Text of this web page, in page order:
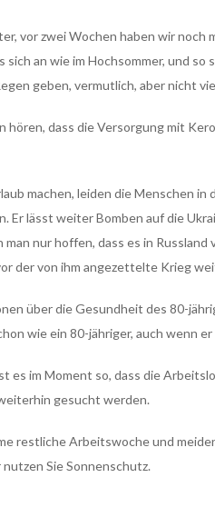
vor zwei Wochen haben wir noch
an wie im Hochsommer, und so
geben, vermutlich, aber nicht
hören, dass die Versorgung mit
machen, leiden die Menschen
Er lässt weiter Bomben auf die
man nur hoffen, dass es in
der von ihm angezettelte Krieg
über die Gesundheit des 80-
wie ein 80-jähriger, auch wenn
es im Moment so, dass die
gesucht werden.
restliche Arbeitswoche und
Sie Sonnenschutz.